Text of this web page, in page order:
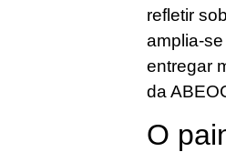
refletir
amplia-
entregar
da
O